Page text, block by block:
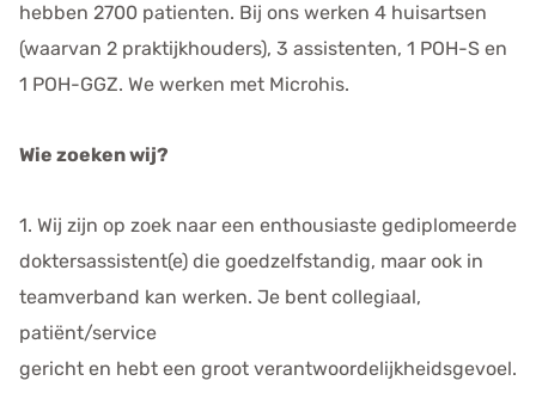
hebben 2700 patienten. Bij ons werken 4 huisartsen
(waarvan 2 praktijkhouders), 3 assistenten, 1 POH-S en
1 POH-GGZ. We werken met Microhis.
Wie zoeken wij?
1. Wij zijn op zoek naar een enthousiaste gediplomeerde
doktersassistent(e) die goedzelfstandig, maar ook in
teamverband kan werken. Je bent collegiaal,
patiënt/service
gericht en hebt een groot verantwoordelijkheidsgevoel.